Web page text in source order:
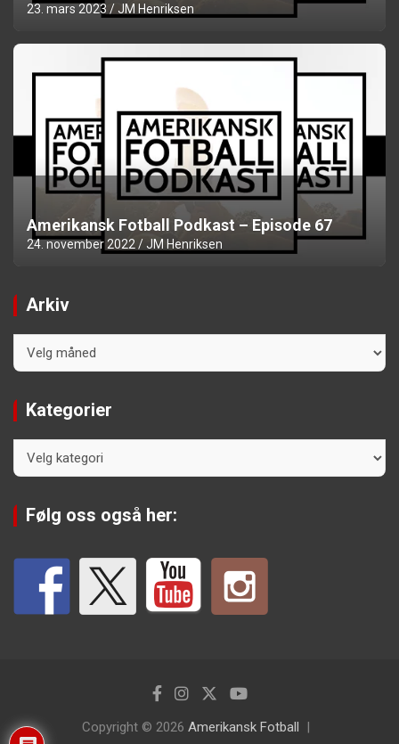
23. mars 2023 JM Henriksen
Amerikansk Fotball Podkast – Episode 67
24. november 2022 JM Henriksen
Arkiv
Kategorier
Følg oss også her:
Copyright © 2026 Amerikansk Fotball